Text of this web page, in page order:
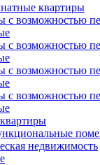
квартиры
с возможностью
с возможностью
с возможностью
с возможностью
недвижимость